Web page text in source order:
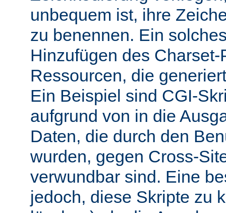
unbequem ist, ihre
zu benennen. Ein
Hinzufügen des
Ressourcen, die
Ein Beispiel sind CGI-
aufgrund von in die
Daten, die durch den
wurden, gegen Cross-
verwundbar sind. Eine
jedoch, diese Skripte zu